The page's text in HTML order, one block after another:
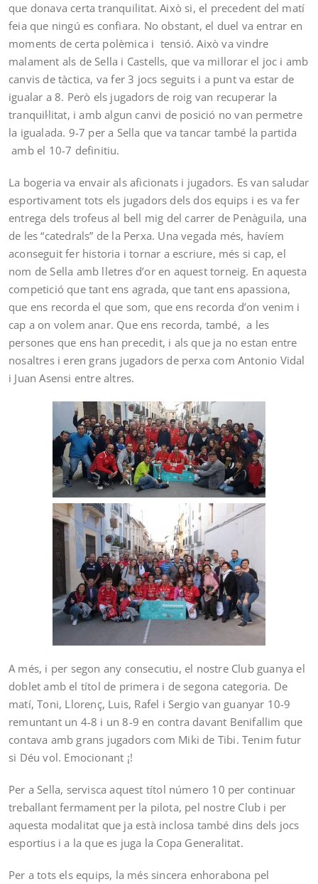
que donava certa tranquilitat. Això si, el precedent del matí
feia que ningú es confiara. No obstant, el duel va entrar en
moments de certa polèmica i tensió. Això va vindre
malament als de Sella i Castells, que va millorar el joc i amb
canvis de tàctica, va fer 3 jocs seguits i a punt va estar de
igualar a 8. Però els jugadors de roig van recuperar la
tranquil·litat, i amb algun canvi de posició no van permetre
la igualada. 9-7 per a Sella que va tancar també la partida
amb el 10-7 definitiu.
La bogeria va envair als aficionats i jugadors. Es van saludar
esportivament tots els jugadors dels dos equips i es va fer
entrega dels trofeus al bell mig del carrer de Penàguila, una
de les “catedrals” de la Perxa. Una vegada més, havíem
aconseguit fer historia i tornar a escriure, més si cap, el
nom de Sella amb lletres d’or en aquest torneig. En aquesta
competició que tant ens agrada, que tant ens apassiona,
que ens recorda el que som, que ens recorda d’on venim i
cap a on volem anar. Que ens recorda, també, a les
persones que ens han precedit, i als que ja no estan entre
nosaltres i eren grans jugadors de perxa com Antonio Vidal
i Juan Asensi entre altres.
A més, i per segon any consecutiu, el nostre Club guanya el
doblet amb el títol de primera i de segona categoria. De
matí, Toni, Llorenç, Luis, Rafel i Sergio van guanyar 10-9
remuntant un 4-8 i un 8-9 en contra davant Benifallim que
contava amb grans jugadors com Miki de Tibi. Tenim futur
si Déu vol. Emocionant ¡!
Per a Sella, servisca aquest títol número 10 per continuar
treballant fermament per la pilota, pel nostre Club i per
aquesta modalitat que ja està inclosa també dins dels jocs
esportius i a la que es juga la Copa Generalitat.
Per a tots els equips, la més sincera enhorabona pel